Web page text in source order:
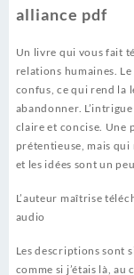
alliance pdf
Un livre qui vous fait
relations humaines.
confus, ce qui rend la
abandonner.
claire et concise. Une
prétentieuse, mais
et les idées sont un
L’auteur maîtrise
audio
Les descriptions sont
comme si j’étais là,